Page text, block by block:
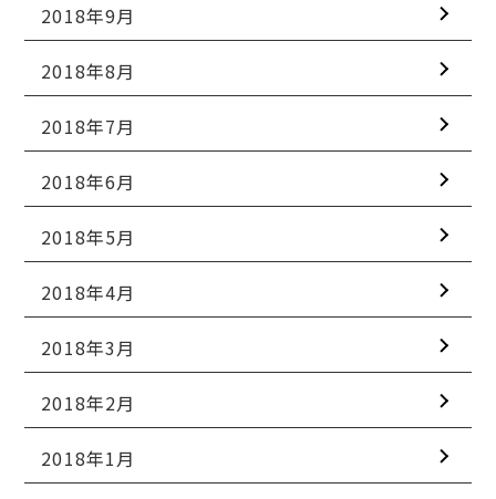
2018年9月
2018年8月
2018年7月
2018年6月
2018年5月
2018年4月
2018年3月
2018年2月
2018年1月